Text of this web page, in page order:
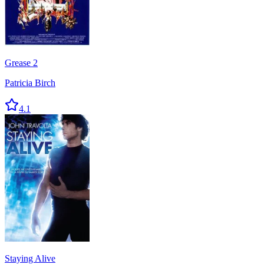
Grease 2
Patricia Birch
4.1
Staying Alive